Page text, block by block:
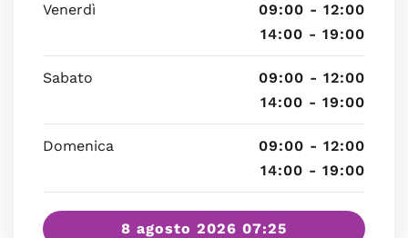
Venerdì
09:00 - 12:00
14:00 - 19:00
Sabato
09:00 - 12:00
14:00 - 19:00
Domenica
09:00 - 12:00
14:00 - 19:00
8 agosto 2026 07:25